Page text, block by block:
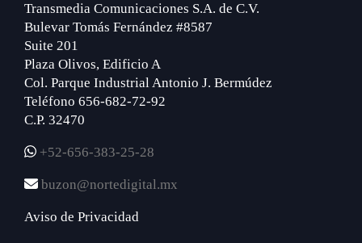
Transmedia Comunicaciones S.A. de C.V.
Bulevar Tomás Fernández #8587
Suite 201
Plaza Olivos, Edificio A
Col. Parque Industrial Antonio J. Bermúdez
Teléfono 656-682-72-92
C.P. 32470
+52-656-383-25-28
buzon@nortedigital.mx
Aviso de Privacidad